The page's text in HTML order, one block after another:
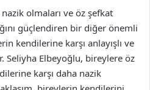
olmaları ve öz şefkat
güçlendiren bir diğer önemli
kendilerine karşı anlayışlı ve
Seliyha Elbeyoğlu, bireylere öz
karşı daha nazik